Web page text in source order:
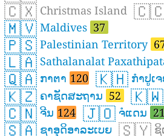
🇨🇽 Christmas Island
🇲🇻 Maldives 37
🇵🇸 Palestinian Territory
🇱🇦 Sathalanalat
🇶🇦 ກາຕາ 120 🇰🇭 ກຳປູເ
🇰🇿 ຄາຊັດສະຖານ 52 🇰🇼
🇨🇳 ຈີນ 124 🇯🇴 ຈໍແດນ 21
🇸🇦 ຊາອຸດິອາລະເບຍ 🇸🇾 ຊິ